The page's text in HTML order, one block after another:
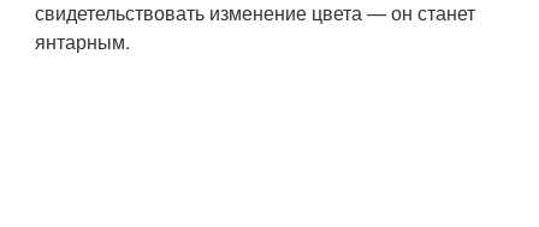
свидетельствовать изменение цвета — он станет
янтарным.